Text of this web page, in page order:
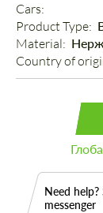
Cars:
Product Type:
Material:
Country of
Need
messenger